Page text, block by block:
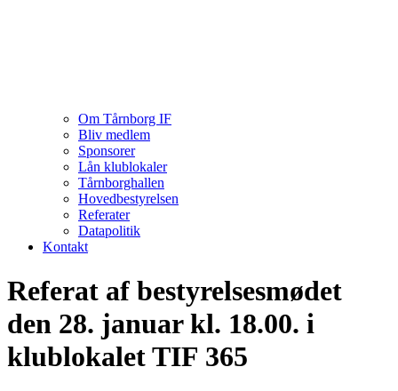
Om Tårnborg IF
Bliv medlem
Sponsorer
Lån klublokaler
Tårnborghallen
Hovedbestyrelsen
Referater
Datapolitik
Kontakt
Referat af bestyrelsesmødet
den 28. januar kl. 18.00. i
klublokalet TIF 365